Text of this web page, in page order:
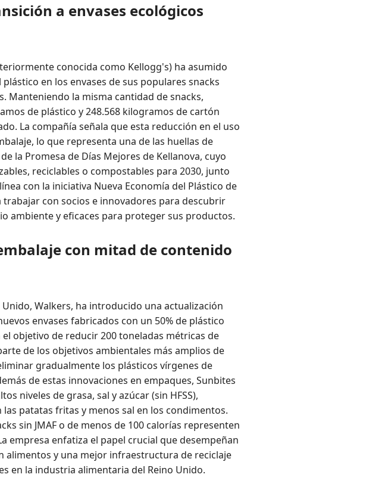
a envases ecológicos
conocida como Kellogg's) ha asumido
en los envases de sus populares snacks
Manteniendo la misma cantidad de snacks,
de plástico y 248.568 kilogramos de cartón
La compañía señala que esta reducción en el uso
lo que representa una de las huellas de
la Promesa de Días Mejores de Kellanova, cuyo
reciclables o compostables para 2030, junto
con la iniciativa Nueva Economía del Plástico de
con socios e innovadores para descubrir
ambiente y eficaces para proteger sus productos.
con mitad de contenido
Walkers, ha introducido una actualización
envases fabricados con un 50% de plástico
objetivo de reducir 200 toneladas métricas de
de los objetivos ambientales más amplios de
gradualmente los plásticos vírgenes de
de estas innovaciones en empaques, Sunbites
niveles de grasa, sal y azúcar (sin HFSS),
patatas fritas y menos sal en los condimentos.
sin JMAF o de menos de 100 calorías representen
empresa enfatiza el papel crucial que desempeñan
alimentos y una mejor infraestructura de reciclaje
en la industria alimentaria del Reino Unido.